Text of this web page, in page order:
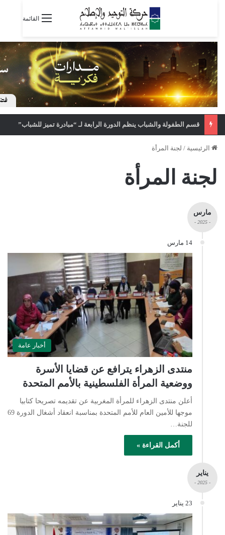
القائمة
قسم الطفولة والشباب ينظم الدورة الرابعة لـ “مبادرة تميز للشباب”
الرئيسية / لجنة المرأة
لجنة المرأة
مارس
- 2025 -
14 مارس
أخبار عامة
منتدى الزهراء يترافع عن قضايا الأسرة
ووضعية المرأة الفلسطينية بالأمم المتحدة
أعلن منتدى الزهراء للمرأة المغربية عن تقديمه تصريحا كتابيا
موجها للأمين العام للأمم المتحدة بمناسبة انعقاد أشغال الدورة 69
للجنة…
أكمل القراءة »
يناير
- 2025 -
23 يناير